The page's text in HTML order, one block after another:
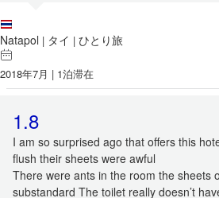
Natapol | タイ | ひとり旅
2018年7月 | 1泊滞在
1.8
I am so surprised ago that offers this
flush their sheets were awful
There were ants in the room the sheets
substandard The toilet really doesn’t